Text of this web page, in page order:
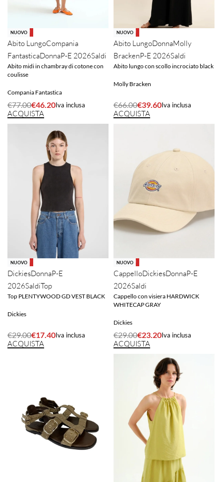
-40% OFF
NUOVO
Abito LungoCompania
FantasticaDonnaP-E 2026Saldi
Abito midi in chambray di cotone con
coulisse
Compania Fantastica
€77.00€46.20Iva inclusa
ACQUISTA
-40% OFF
NUOVO
Abito LungoDonnaMolly
BrackenP-E 2026Saldi
Abito lungo con scollo incrociato black
Molly Bracken
€66.00€39.60Iva inclusa
ACQUISTA
-40% OFF
NUOVO
DickiesDonnaP-E
2026SaldiTop
Top PLENTYWOOD GD VEST BLACK
Dickies
€29.00€17.40Iva inclusa
ACQUISTA
-20% OFF
NUOVO
CappelloDickiesDonnaP-E
2026Saldi
Cappello con visiera HARDWICK
WHITECAP GRAY
Dickies
€29.00€23.20Iva inclusa
ACQUISTA